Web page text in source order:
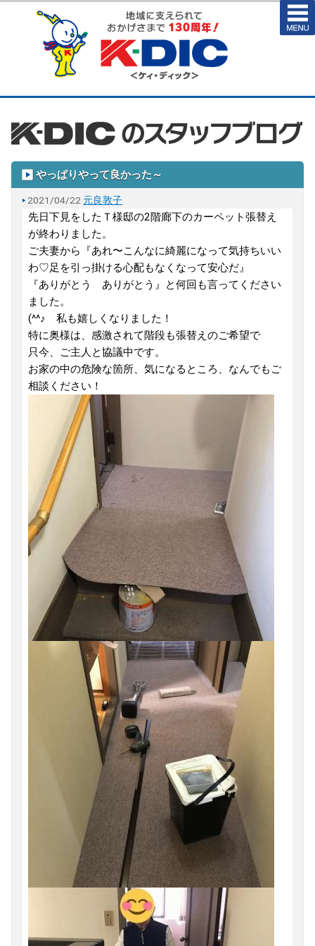
やっぱりやって良かった～
2021/04/22 元良敦子
先日下見をしたＴ様邸の2階廊下のカーペット張替え
が終わりました。
ご夫妻から『あれ〜こんなに綺麗になって気持ちいい
わ♡足を引っ掛ける心配もなくなって安心だ』
『ありがとう ありがとう』と何回も言ってください
ました。
(^^♪ 私も嬉しくなりました！
特に奥様は、感激されて階段も張替えのご希望で
只今、ご主人と協議中です。
お家の中の危険な箇所、気になるところ、なんでもご
相談ください！